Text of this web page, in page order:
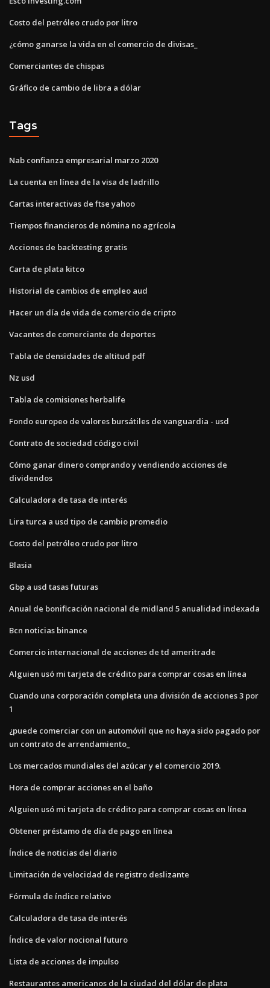
Costo del petróleo crudo por litro
¿cómo ganarse la vida en el comercio de divisas_
Comerciantes de chispas
Gráfico de cambio de libra a dólar
Tags
Nab confianza empresarial marzo 2020
La cuenta en línea de la visa de ladrillo
Cartas interactivas de ftse yahoo
Tiempos financieros de nómina no agrícola
Acciones de backtesting gratis
Carta de plata kitco
Historial de cambios de empleo aud
Hacer un día de vida de comercio de cripto
Vacantes de comerciante de deportes
Tabla de densidades de altitud pdf
Nz usd
Tabla de comisiones herbalife
Fondo europeo de valores bursátiles de vanguardia - usd
Contrato de sociedad código civil
Cómo ganar dinero comprando y vendiendo acciones de
dividendos
Calculadora de tasa de interés
Lira turca a usd tipo de cambio promedio
Costo del petróleo crudo por litro
Blasia
Gbp a usd tasas futuras
Anual de bonificación nacional de midland 5 anualidad indexada
Bcn noticias binance
Comercio internacional de acciones de td ameritrade
Alguien usó mi tarjeta de crédito para comprar cosas en línea
Cuando una corporación completa una división de acciones 3 por
1
¿puede comerciar con un automóvil que no haya sido pagado por
un contrato de arrendamiento_
Los mercados mundiales del azúcar y el comercio 2019.
Hora de comprar acciones en el baño
Alguien usó mi tarjeta de crédito para comprar cosas en línea
Obtener préstamo de día de pago en línea
Índice de noticias del diario
Limitación de velocidad de registro deslizante
Fórmula de índice relativo
Calculadora de tasa de interés
Índice de valor nocional futuro
Lista de acciones de impulso
Restaurantes americanos de la ciudad del dólar de plata